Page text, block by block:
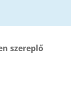
szereplő